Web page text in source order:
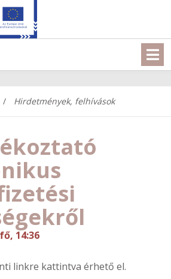
Hirdetmények, felhívások
14:36
linkre kattintva érhető el.